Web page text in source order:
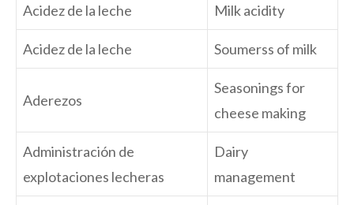
Acidez de la leche Milk acidity
Acidez de la leche Soumerss of milk
Aderezos
Seasonings for
cheese making
Administración de
explotaciones lecheras
Dairy
management